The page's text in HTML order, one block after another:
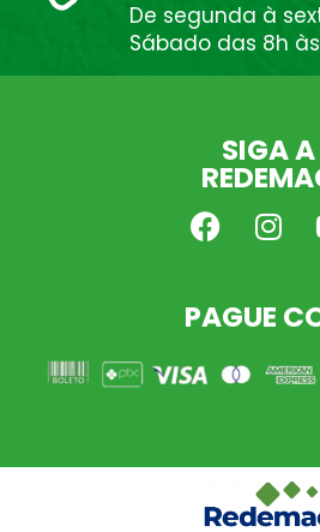
De segunda à
Sábado das 8h às
SIGA A
PAGUE